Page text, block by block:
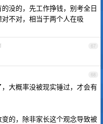
没的，先工作挣钱，别考全日
不对，相当于两个人在吸
67
68
大概率没被现实锤过，才会有
的，除非家长这个观念导致被